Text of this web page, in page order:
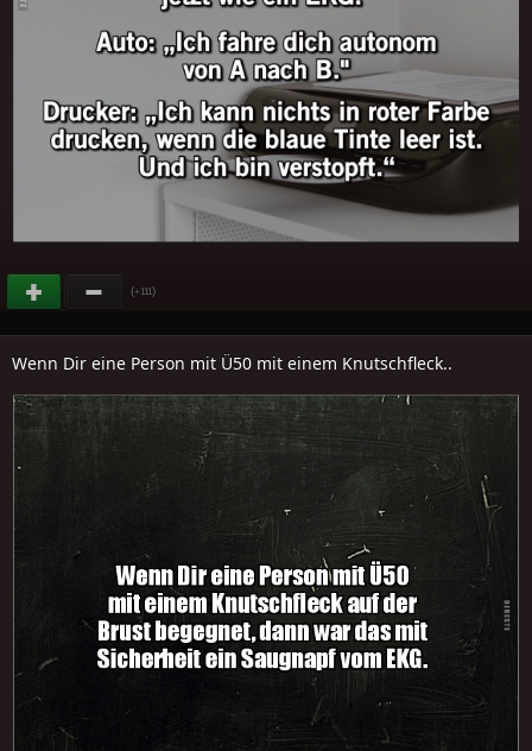
(+111)
Wenn Dir eine Person mit Ü50 mit einem Knutschfleck..